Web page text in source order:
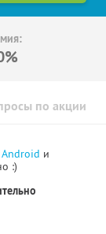
по акции
Android и
:)